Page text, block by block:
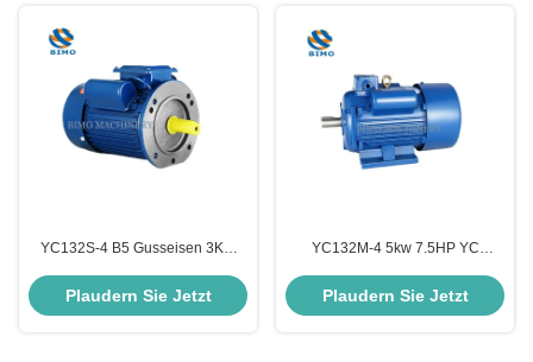
YC132S-4 B5 Gusseisen 3KW
Doppelwertkondensator
Asynchronmotor
Plaudern Sie Jetzt
YC132M-4 5kw 7.5HP YC
Induktionsmotor 7.5kw
Plaudern Sie Jetzt